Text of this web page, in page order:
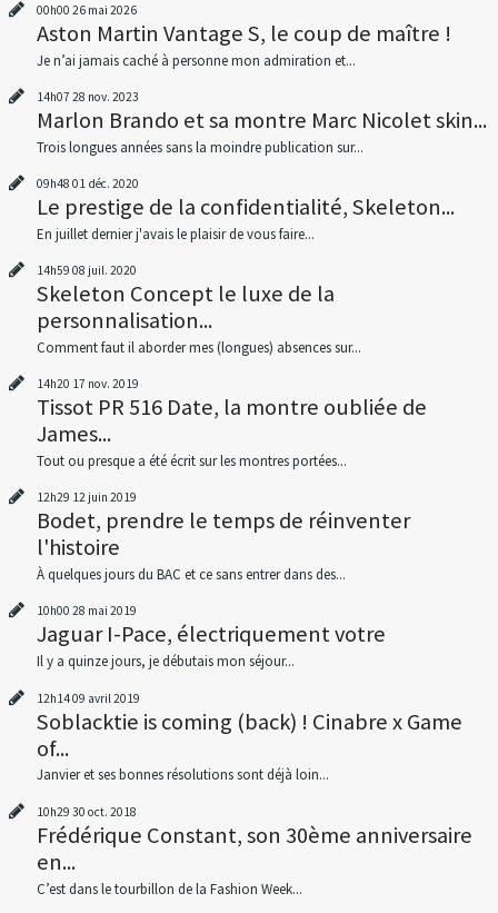
00h00 26 mai 2026
Aston Martin Vantage S, le coup de maître !
Je n’ai jamais caché à personne mon admiration et...
14h07 28 nov. 2023
Marlon Brando et sa montre Marc Nicolet skin...
Trois longues années sans la moindre publication sur...
09h48 01 déc. 2020
Le prestige de la confidentialité, Skeleton...
En juillet dernier j'avais le plaisir de vous faire...
14h59 08 juil. 2020
Skeleton Concept le luxe de la
personnalisation...
Comment faut il aborder mes (longues) absences sur...
14h20 17 nov. 2019
Tissot PR 516 Date, la montre oubliée de
James...
Tout ou presque a été écrit sur les montres portées...
12h29 12 juin 2019
Bodet, prendre le temps de réinventer
l'histoire
À quelques jours du BAC et ce sans entrer dans des...
10h00 28 mai 2019
Jaguar I-Pace, électriquement votre
Il y a quinze jours, je débutais mon séjour...
12h1409 avril 2019
Soblacktie is coming (back) ! Cinabre x Game
of...
Janvier et ses bonnes résolutions sont déjà loin...
10h29 30 oct. 2018
Frédérique Constant, son 30ème anniversaire
en...
C’est dans le tourbillon de la Fashion Week...